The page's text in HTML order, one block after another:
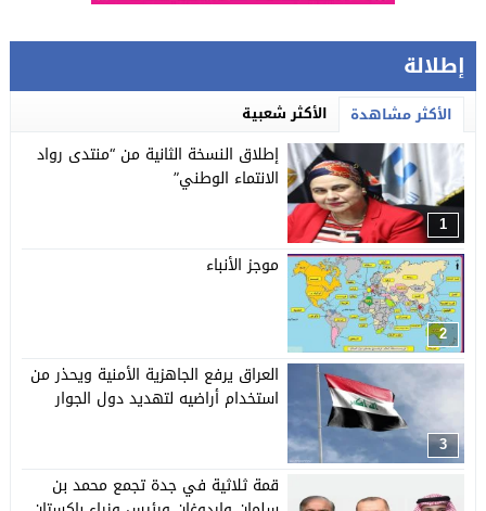
إطلالة
الأكثر مشاهدة الأكثر شعبية
1
إطلاق النسخة الثانية من “منتدى رواد
الانتماء الوطني”
2
موجز الأنباء
3
العراق يرفع الجاهزية الأمنية ويحذر من
استخدام أراضيه لتهديد دول الجوار
قمة ثلاثية في جدة تجمع محمد بن